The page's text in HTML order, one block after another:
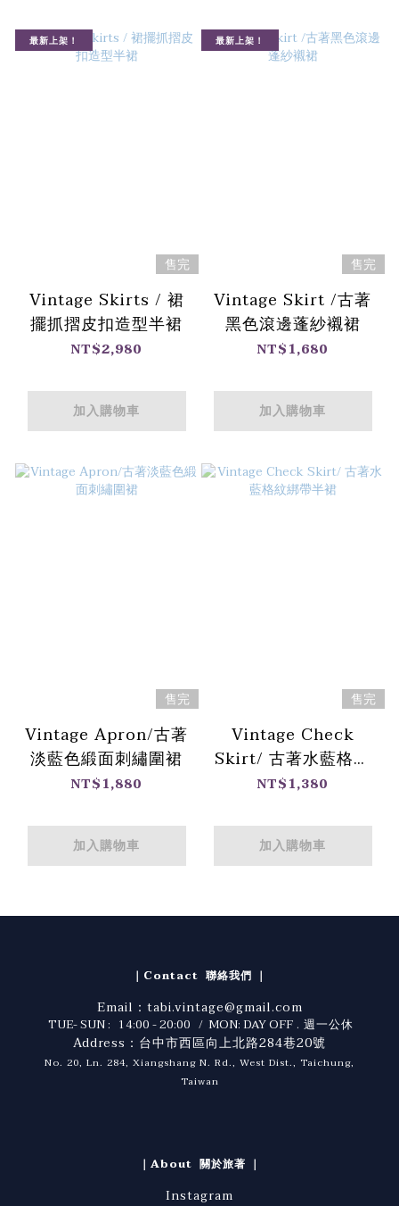
最新上架！
售完
Vintage Skirts / 裙
擺抓摺皮扣造型半裙
NT$2,980
加入購物車
最新上架！
售完
Vintage Skirt /古著
黑色滾邊蓬紗襯裙
NT$1,680
加入購物車
售完
Vintage Apron/古著
淡藍色緞面刺繡圍裙
NT$1,880
加入購物車
售完
Vintage Check
Skirt/ 古著水藍格紋
綁帶半裙
NT$1,380
加入購物車
｜Contact 聯絡我們 ｜
Email：tabi.vintage@gmail.com
TUE- SUN : 14:00 - 20:00 / MON: DAY OFF . 週一公休
Address：台中市西區向上北路284巷20號
No. 20, Ln. 284, Xiangshang N. Rd., West Dist., Taichung,
Taiwan
｜About 關於旅著 ｜
Instagram